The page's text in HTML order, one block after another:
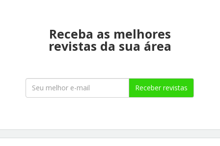
Receba as melhores
revistas da sua área
Receber revistas